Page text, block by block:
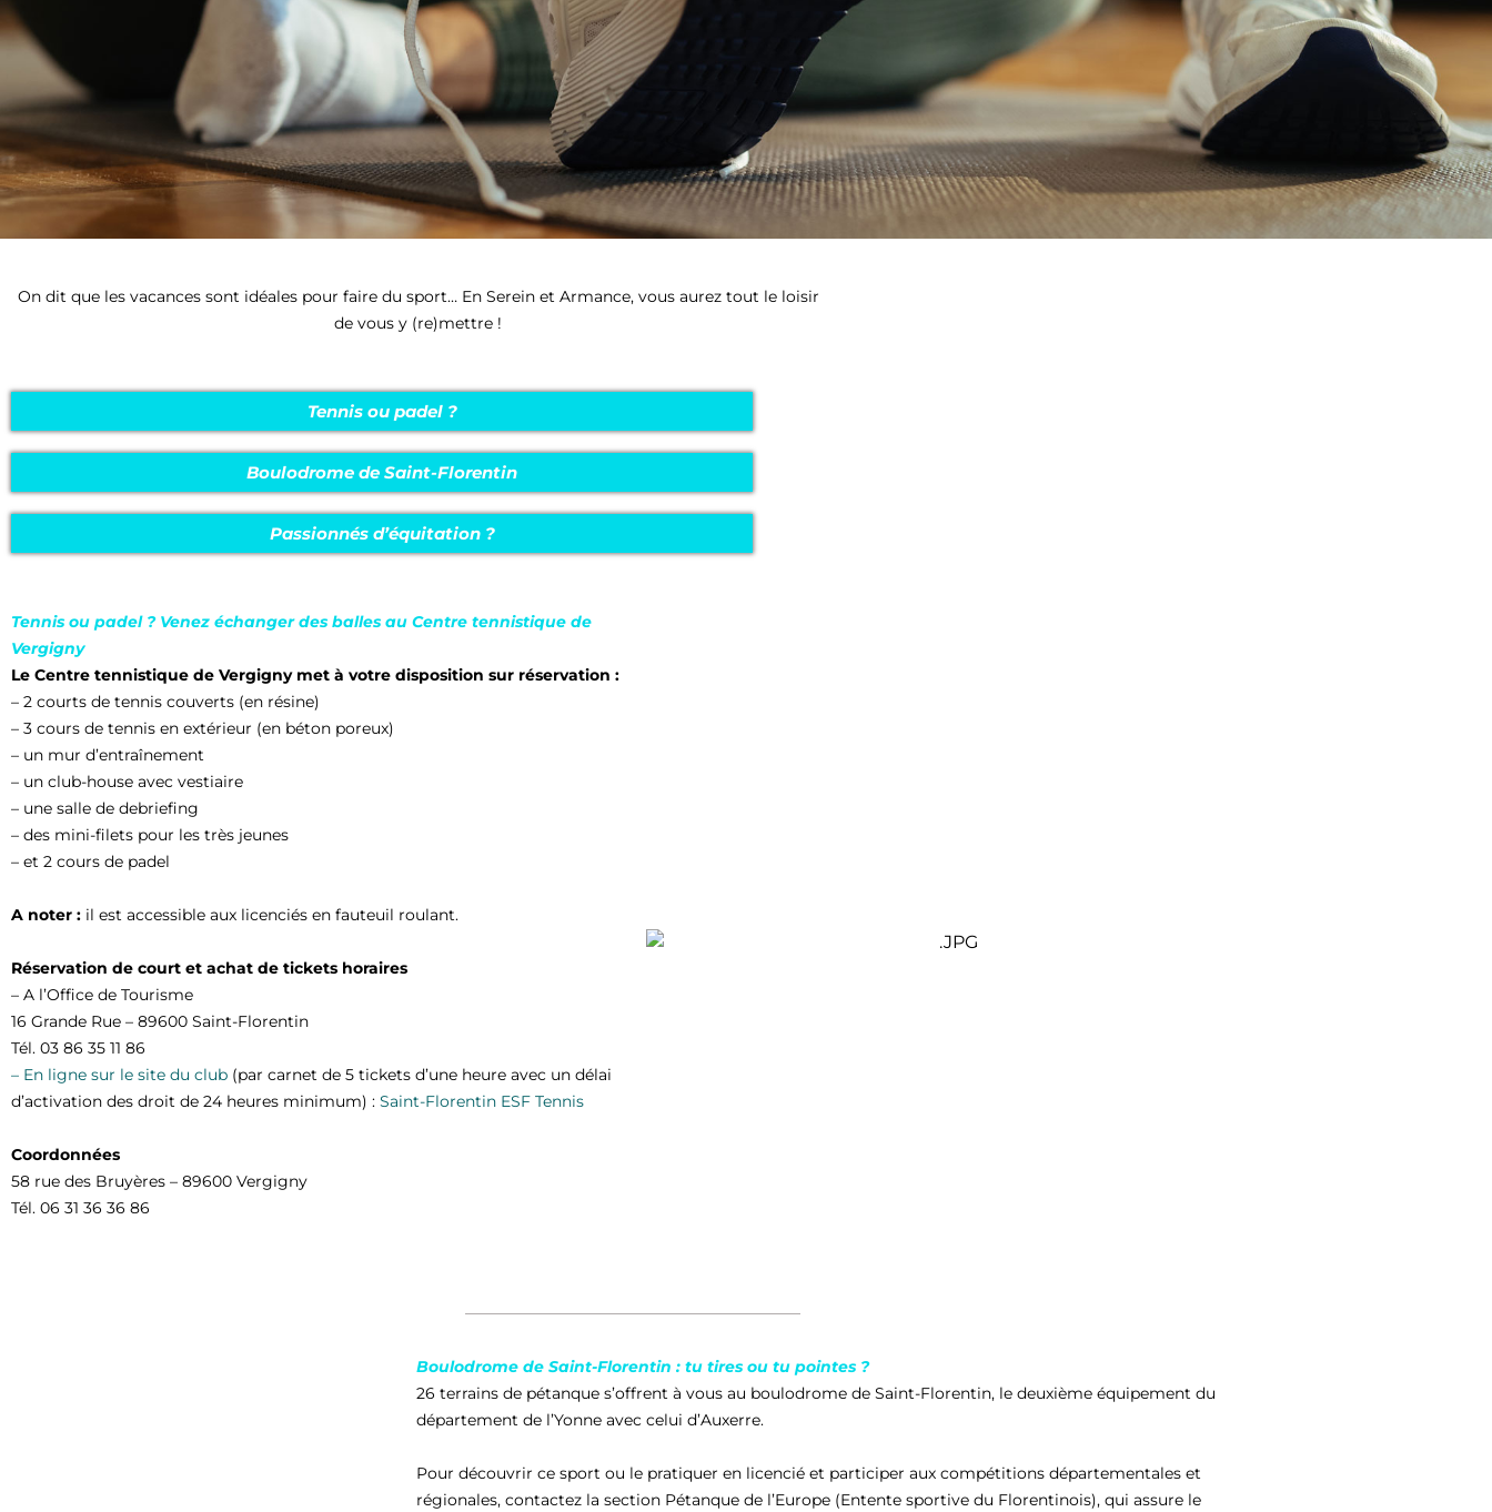
On dit que les vacances sont idéales pour faire du sport… En Serein et Armance, vous aurez tout le loisir
de vous y (re)mettre !
Tennis ou padel ?
Boulodrome de Saint-Florentin
Passionnés d’équitation ?
Tennis ou padel ? Venez échanger des balles au Centre tennistique de
Vergigny
Le Centre tennistique de Vergigny met à votre disposition sur réservation :
– 2 courts de tennis couverts (en résine)
– 3 cours de tennis en extérieur (en béton poreux)
– un mur d’entraînement
– un club-house avec vestiaire
– une salle de debriefing
– des mini-filets pour les très jeunes
– et 2 cours de padel
A noter : il est accessible aux licenciés en fauteuil roulant.
Réservation de court et achat de tickets horaires
– A l’Office de Tourisme
16 Grande Rue – 89600 Saint-Florentin
Tél. 03 86 35 11 86
– En ligne sur le site du club (par carnet de 5 tickets d’une heure avec un délai
d’activation des droit de 24 heures minimum) : Saint-Florentin ESF Tennis
Coordonnées
58 rue des Bruyères – 89600 Vergigny
Tél. 06 31 36 36 86
Boulodrome de Saint-Florentin : tu tires ou tu pointes ?
26 terrains de pétanque s’offrent à vous au boulodrome de Saint-Florentin, le deuxième équipement du
département de l’Yonne avec celui d’Auxerre.
Pour découvrir ce sport ou le pratiquer en licencié et participer aux compétitions départementales et
régionales, contactez la section Pétanque de l’Europe (Entente sportive du Florentinois), qui assure le